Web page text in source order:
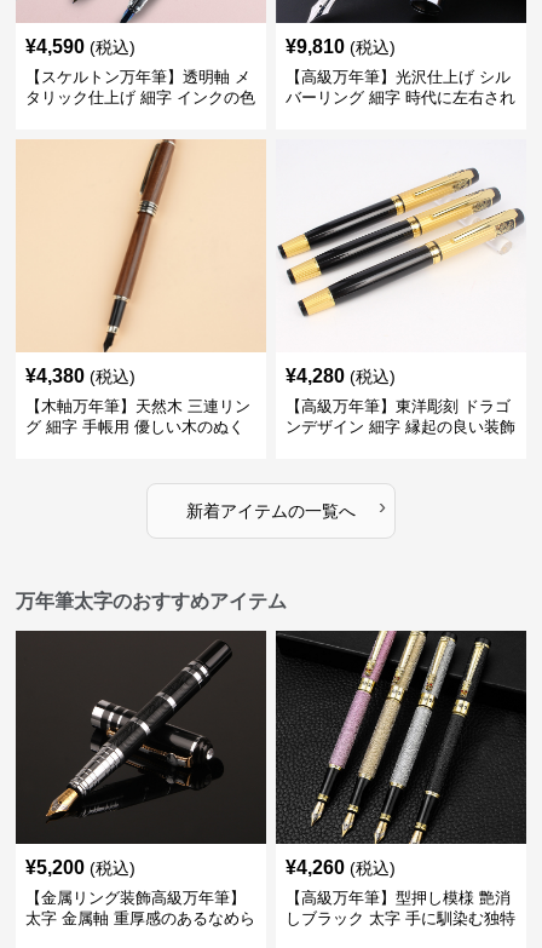
¥4,590 (税込)
【スケルトン万年筆】透明軸 メ
タリック仕上げ 細字 インクの色
する
¥9,810 (税込)
【高級万年筆】光沢仕上げ シル
バーリング 細字 時代に左右され
¥4,380 (税込)
【木軸万年筆】天然木 三連リン
グ 細字 手帳用 優しい木のぬく
¥4,280 (税込)
【高級万年筆】東洋彫刻 ドラゴ
ンデザイン 細字 縁起の良い装飾
新着アイテムの一覧へ ›
万年筆太字のおすすめアイテム
¥5,200 (税込)
【金属リング装飾高級万年筆】
太字 金属軸 重厚感のあるなめら
¥4,260 (税込)
【高級万年筆】型押し模様 艶消
しブラック 太字 手に馴染む独特